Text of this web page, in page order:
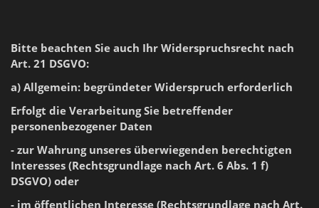
Bitte beachten Sie auch Ihr Widerspruchsrecht nach
Art. 21 DSGVO:
a) Allgemein: begründeter Widerspruch erforderlich
Erfolgt die Verarbeitung Sie betreffender
personenbezogener Daten
- zur Wahrung unseres überwiegenden berechtigten
Interesses (Rechtsgrundlage nach Art. 6 Abs. 1 f)
DSGVO) oder
- im öffentlichen Interesse (Rechtsgrundlage nach Art.